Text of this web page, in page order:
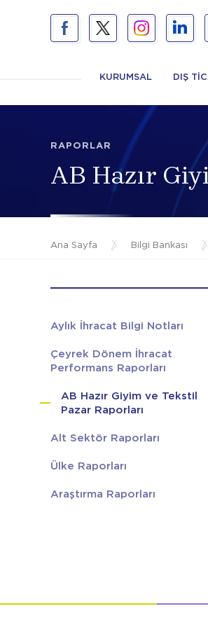
KURUMSAL DIŞ
RAPORLAR
AB Hazır
Ana Sayfa / Bilgi Bankası /
Aylık İhracat Bilgi Notları
Çeyrek Dönem İhracat
Performans Raporları
AB Hazır Giyim ve Tekstil
Pazar Raporları
Alt Sektör Raporları
Ülke Raporları
Araştırma Raporları